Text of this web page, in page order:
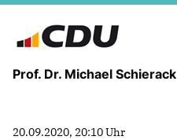
Prof. Dr. Michael Schierack
20.09.2020, 20:10 Uhr